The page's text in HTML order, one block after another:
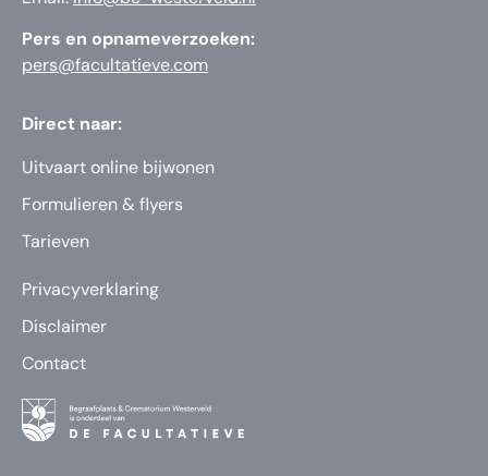
Pers en opnameverzoeken:
pers@facultatieve.com
Direct naar:
Uitvaart online bijwonen
Formulieren & flyers
Tarieven
Privacyverklaring
Disclaimer
Contact